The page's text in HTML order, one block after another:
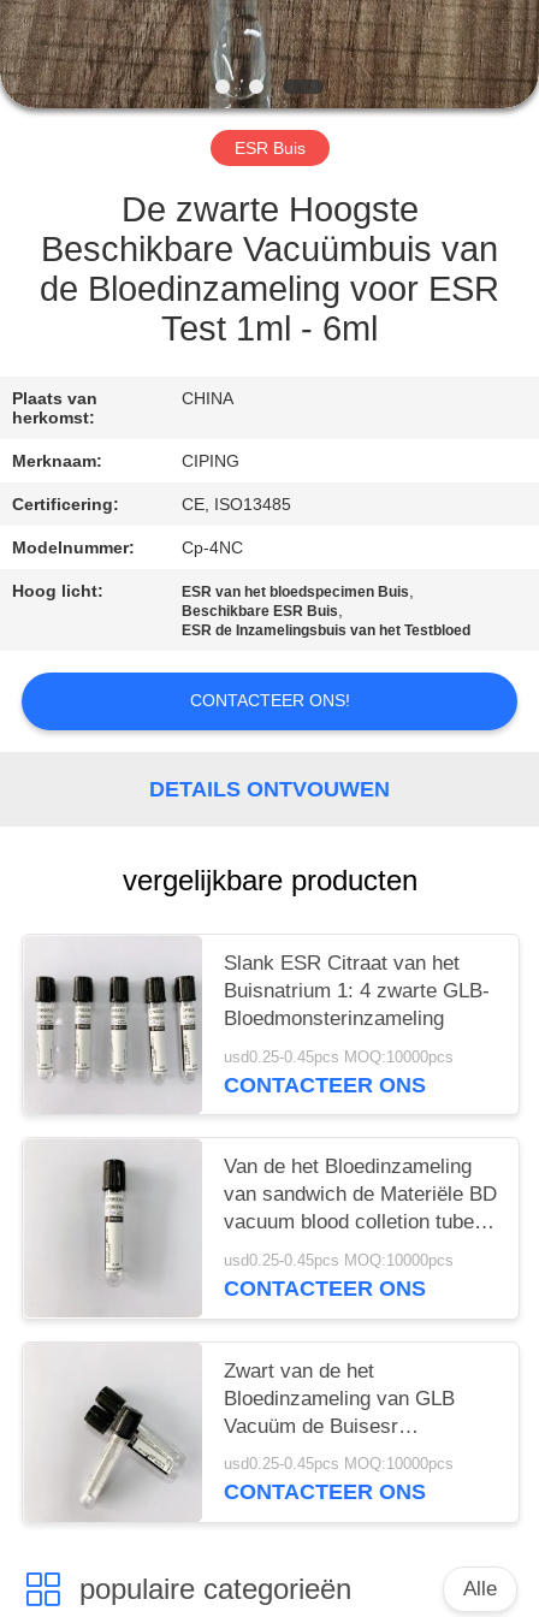
ONS
VERZOEK
CITAAT
PRIVACY
POLICY
ESR Buis
De zwarte Hoogste
Beschikbare Vacuümbuis van
de Bloedinzameling voor ESR
Test 1ml - 6ml
Plaats van
herkomst:
CHINA
Merknaam: CIPING
Certificering: CE, ISO13485
Modelnummer: Cp-4NC
Hoog licht: ESR van het bloedspecimen Buis,
Beschikbare ESR Buis,
ESR de Inzamelingsbuis van het Testbloed
CONTACTEER ONS!
DETAILS ONTVOUWEN
vergelijkbare producten
Slank ESR Citraat van het
Buisnatrium 1: 4 zwarte GLB-
Bloedmonsterinzameling
usd0.25-0.45pcs MOQ:10000pcs
CONTACTEER ONS
Van de het Bloedinzameling
van sandwich de Materiële BD
vacuum blood colletion tube
Buizen 1ML - 6ML
usd0.25-0.45pcs MOQ:10000pcs
CONTACTEER ONS
Zwart van de het
Bloedinzameling van GLB
Vacuüm de Buisesr
Dynamisch Bloed
Sedmenation
usd0.25-0.45pcs MOQ:10000pcs
CONTACTEER ONS
populaire categorieën Alle